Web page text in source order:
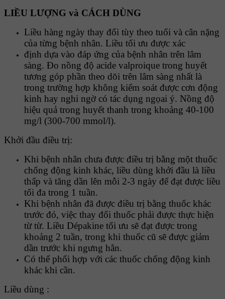
LIỀU LƯỢNG và CÁCH DÙNG
Liều hàng ngày thay đổi tùy theo tuổi và cân nặng
của từng bệnh nhân. Liều tối ưu được xác
định dựa vào đáp ứng của bệnh nhân trên lâm
sàng. Đo nồng độ acide valproique trong huyết
tương góp phần theo dõi trên lâm sàng nhất là
trong trường hợp không kiểm soát được cơn động
kinh hay nghi ngờ có tác dụng ngọai ý. Nồng độ
hiệu quả trong huyết thanh trong khoảng 40-100
mg/l (300-700 mmol/l).
Khởi đầu điều trị:
Khi bệnh nhân chưa được điều trị bằng một thuốc
chống động kinh khác, liều dùng khởi đầu là liều
thấp và tăng dần lên mỗi 2-3 ngày để đạt được liều
tối đa trong 1 tuần.
Khi bệnh nhân đã được điều trị bằng thuốc khác
trước đó, việc thay đổi thuốc phải được thực hiện
từ từ. Liều Dépakine tối ưu sẽ đạt được trong
khoảng 2 tuần, trong khi thuốc cũ sẽ được giảm
dần trước khi ngưng hẳn.
Có thể phối hợp với các thuốc chống động kinh
khác khi cần.
Liều dùng :